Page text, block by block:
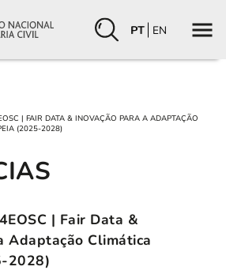
PT EN
| FAIR DATA & INOVAÇÃO PARA A ADAPTAÇÃO
(2025-2028)
| Fair Data &
Adaptação Climática
2028)